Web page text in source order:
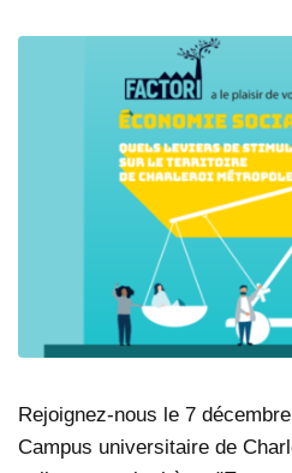
Rejoignez-nous le 7
Campus universitaire de